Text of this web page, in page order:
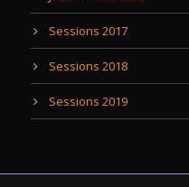
Sessions 2017
Sessions 2018
Sessions 2019